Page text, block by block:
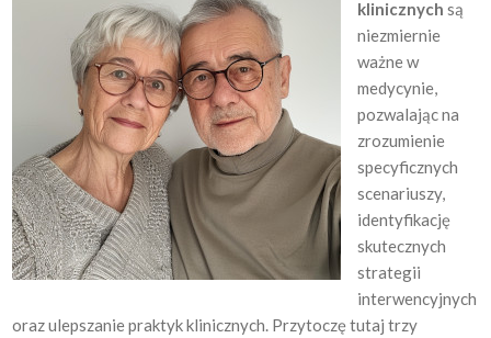
klinicznych są
niezmiernie
ważne w
medycynie,
pozwalając na
zrozumienie
specyficznych
scenariuszy,
identyfikację
skutecznych
strategii
interwencyjnych
oraz ulepszanie praktyk klinicznych. Przytoczę tutaj trzy